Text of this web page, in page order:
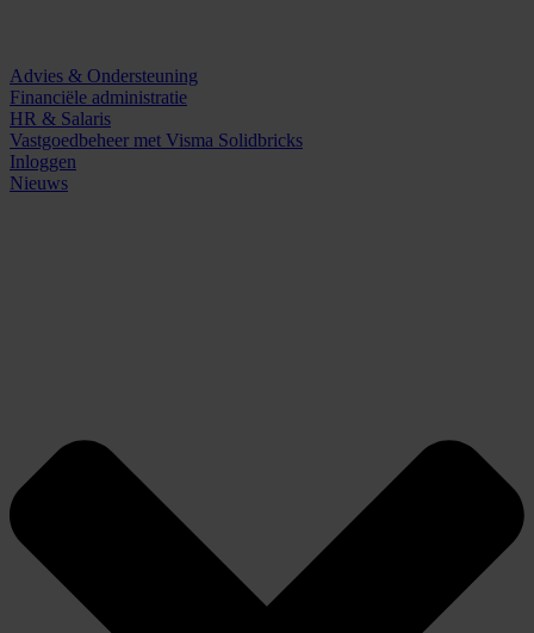
Advies & Ondersteuning
Financiële administratie
HR & Salaris
Vastgoedbeheer met Visma Solidbricks
Inloggen
Nieuws